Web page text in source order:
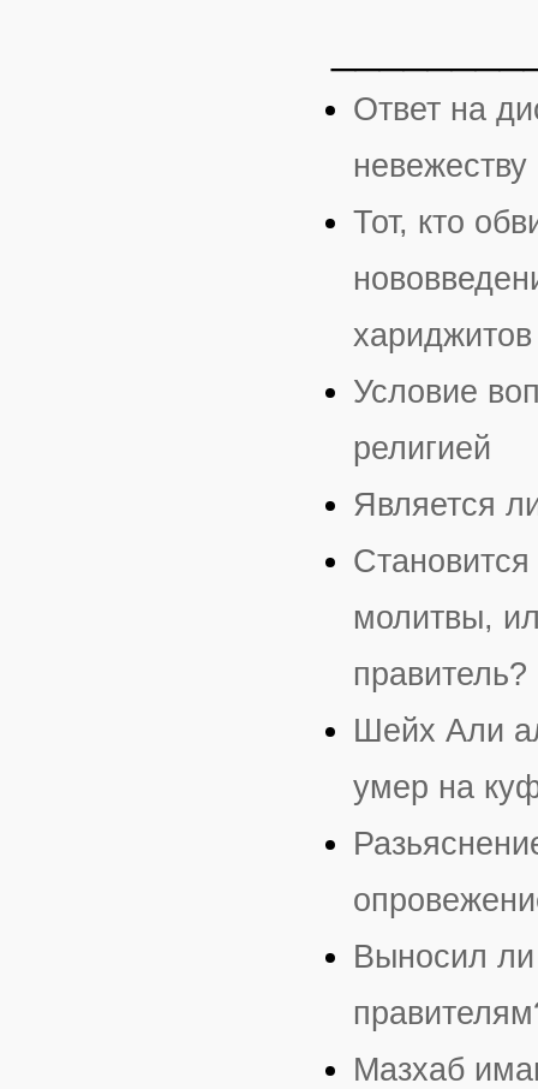
Ответ на
невежеству
Тот, кто
хариджитов
Условие
религией
Является
молитвы,
правитель?
Шейх Али
умер на
Выносил
Мазхаб